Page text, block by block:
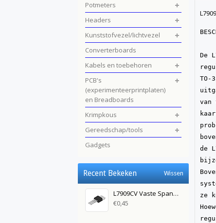
De
TO-
van
de
ze
Potmeters
Headers
Kunststofvezel/lichtvezel
Converterboards
Kabels en toebehoren
PCB's
(experimenteerprintplaten)
en Breadboards
Krimpkous
Gereedschap/tools
Gadgets
Recent Bekeken Wissen
L7909CV Vaste Spanningregelaar 9V 1,5A
€0,45